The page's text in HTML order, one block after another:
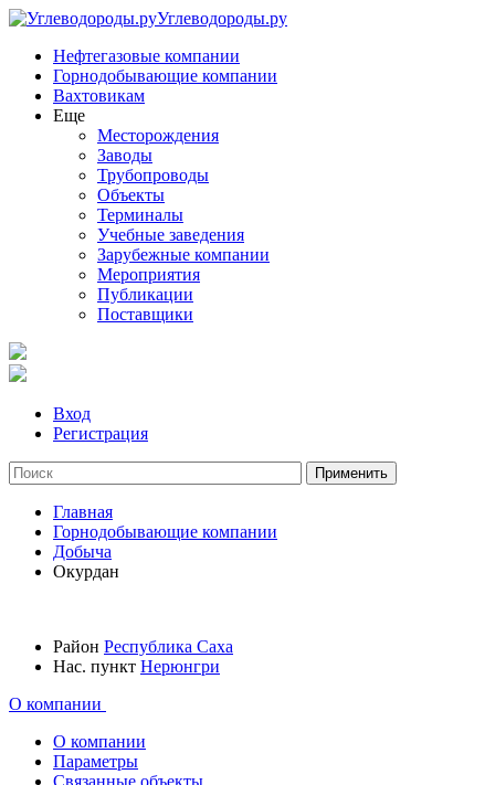
Углеводороды.ру
Нефтегазовые компании
Горнодобывающие компании
Вахтовикам
Еще
Месторождения
Заводы
Трубопроводы
Объекты
Терминалы
Учебные заведения
Зарубежные компании
Мероприятия
Публикации
Поставщики
Вход
Регистрация
Главная
Горнодобывающие компании
Добыча
Окурдан
Район Республика Саха
Нас. пункт Нерюнгри
О компании
О компании
Параметры
Связанные объекты